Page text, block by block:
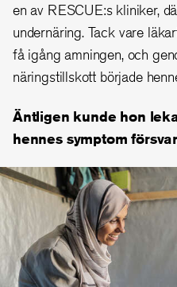
en av RESCUE:s kliniker,
undernäring. Tack vare
få igång amningen, och
näringstillskott började
Äntligen kunde hon
hennes symptom